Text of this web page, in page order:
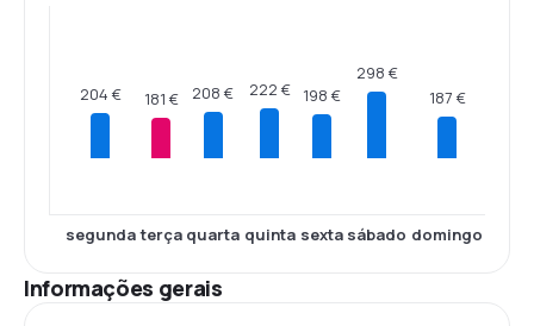
204 €
segunda
181 €
terça
208 €
quarta
222 €
quinta
198 €
sexta
298 €
sábado
187 €
domingo
Informações gerais